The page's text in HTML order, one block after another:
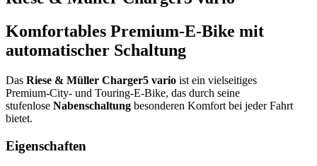
Komfortables Premium‑E‑Bike mit
automatischer Schaltung
Das Riese & Müller Charger5 vario ist ein vielseitiges
Premium‑City‑ und Touring‑E‑Bike, das durch seine
stufenlose Nabenschaltung besonderen Komfort bei jeder Fahrt
bietet.
Eigenschaften